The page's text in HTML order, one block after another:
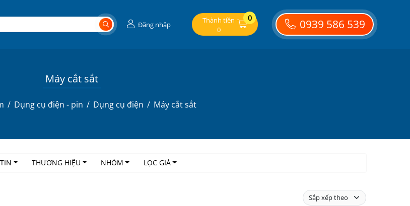
Đăng nhập
Thành tiền
0
0 0939 586 539
Máy cắt sắt
Dụng cụ điện - pin Dụng cụ điện Máy cắt sắt
THƯƠNG HIỆU NHÓM LỌC GIÁ